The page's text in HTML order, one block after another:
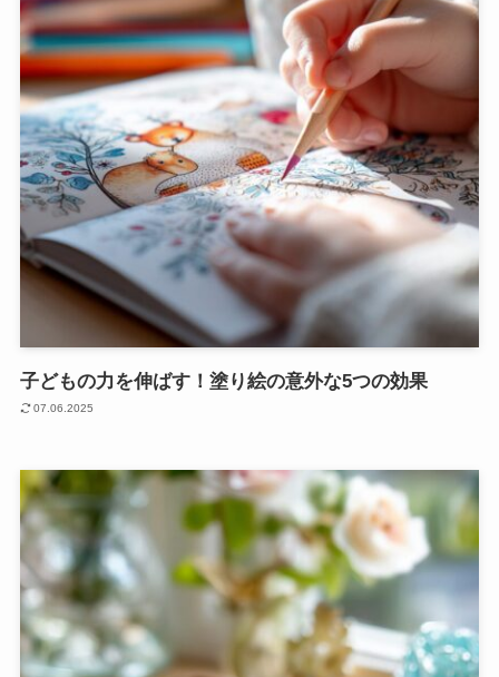
子どもの力を伸ばす！塗り絵の意外な5つの効果
07.06.2025